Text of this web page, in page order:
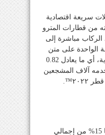
سريعة اقتصادية
من قطارات المترو
الركاب مباشرة إلى
الواحدة على متن
مترو الدوحة ثلاثة ريالات قطرية، أي ما يعادل 0.82
آلاف المشجعين
قطر ٢٠٢٢™️.
تبلغ نسبة المواد المعاد تدويرها 15% من إجمالي